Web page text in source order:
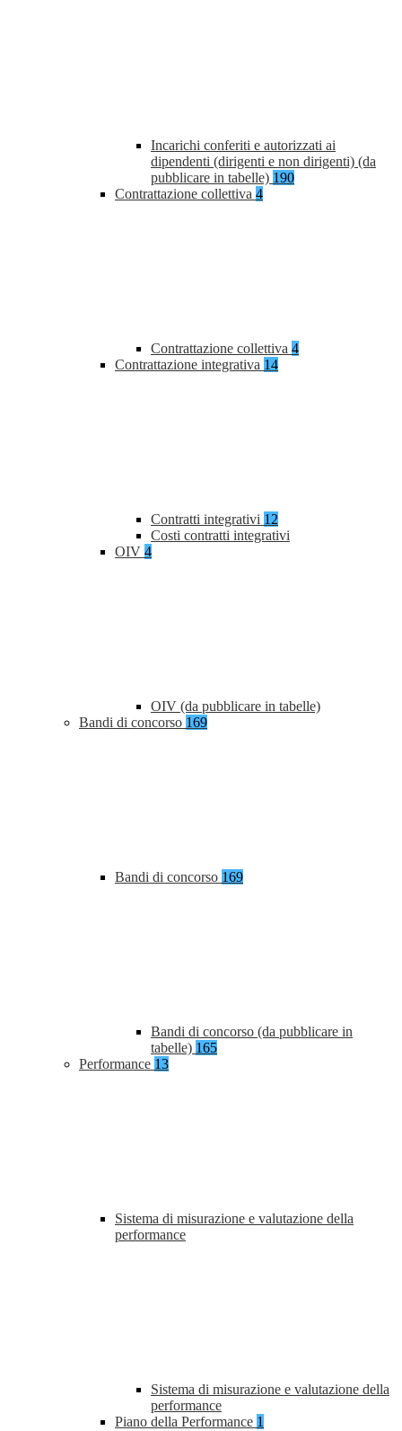
Incarichi conferiti e autorizzati ai
dipendenti (dirigenti e non dirigenti) (da
pubblicare in tabelle) 190
Contrattazione collettiva 4
Contrattazione collettiva 4
Contrattazione integrativa 14
Contratti integrativi 12
Costi contratti integrativi
OIV 4
OIV (da pubblicare in tabelle)
Bandi di concorso 169
Bandi di concorso 169
Bandi di concorso (da pubblicare in
tabelle) 165
Performance 13
Sistema di misurazione e valutazione della
performance
Sistema di misurazione e valutazione della
performance
Piano della Performance 1